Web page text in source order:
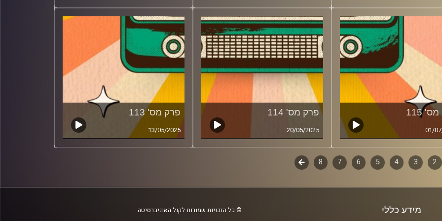
115
01/
פרק מס' 114
20/05/2025
פרק מס' 113
13/05/2025
2
3
4
5
6
7
8
לשלב
מידע כללי © כל הזכויות שמורות לקול האוניברסיטה